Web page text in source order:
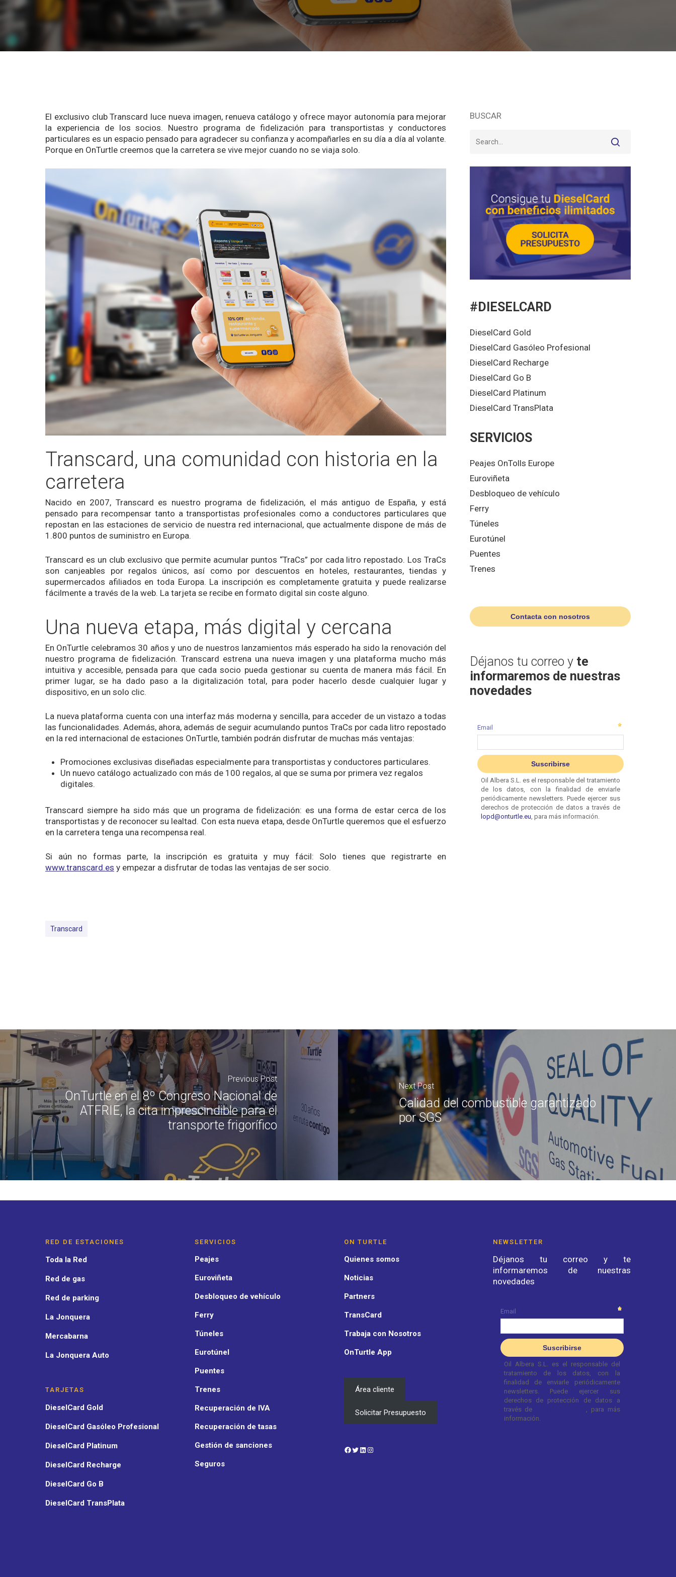
El exclusivo club Transcard luce nueva imagen, renueva catálogo y ofrece mayor autonomía para mejorar
la experiencia de los socios. Nuestro programa de fidelización para transportistas y conductores
particulares es un espacio pensado para agradecer su confianza y acompañarles en su día a día al volante.
Porque en OnTurtle creemos que la carretera se vive mejor cuando no se viaja solo.
Transcard, una comunidad con historia en la
carretera
Nacido en 2007, Transcard es nuestro programa de fidelización, el más antiguo de España, y está
pensado para recompensar tanto a transportistas profesionales como a conductores particulares que
repostan en las estaciones de servicio de nuestra red internacional, que actualmente dispone de más de
1.800 puntos de suministro en Europa.
Transcard es un club exclusivo que permite acumular puntos “TraCs” por cada litro repostado. Los TraCs
son canjeables por regalos únicos, así como por descuentos en hoteles, restaurantes, tiendas y
supermercados afiliados en toda Europa. La inscripción es completamente gratuita y puede realizarse
fácilmente a través de la web. La tarjeta se recibe en formato digital sin coste alguno.
Una nueva etapa, más digital y cercana
En OnTurtle celebramos 30 años y uno de nuestros lanzamientos más esperado ha sido la renovación del
nuestro programa de fidelización. Transcard estrena una nueva imagen y una plataforma mucho más
intuitiva y accesible, pensada para que cada socio pueda gestionar su cuenta de manera más fácil. En
primer lugar, se ha dado paso a la digitalización total, para poder hacerlo desde cualquier lugar y
dispositivo, en un solo clic.
La nueva plataforma cuenta con una interfaz más moderna y sencilla, para acceder de un vistazo a todas
las funcionalidades. Además, ahora, además de seguir acumulando puntos TraCs por cada litro repostado
en la red internacional de estaciones OnTurtle, también podrán disfrutar de muchas más ventajas:
Promociones exclusivas diseñadas especialmente para transportistas y conductores particulares.
Un nuevo catálogo actualizado con más de 100 regalos, al que se suma por primera vez regalos
digitales.
Transcard siempre ha sido más que un programa de fidelización: es una forma de estar cerca de los
transportistas y de reconocer su lealtad. Con esta nueva etapa, desde OnTurtle queremos que el esfuerzo
en la carretera tenga una recompensa real.
Si aún no formas parte, la inscripción es gratuita y muy fácil: Solo tienes que registrarte en
www.transcard.es y empezar a disfrutar de todas las ventajas de ser socio.
Transcard
BUSCAR
#DIESELCARD
DieselCard Gold
DieselCard Gasóleo Profesional
DieselCard Recharge
DieselCard Go B
DieselCard Platinum
DieselCard TransPlata
SERVICIOS
Peajes OnTolls Europe
Euroviñeta
Desbloqueo de vehículo
Ferry
Túneles
Eurotúnel
Puentes
Trenes
Contacta con nosotros
Déjanos tu correo y te
informaremos de nuestras
novedades
Previous Post
OnTurtle en el 8º Congreso Nacional de
ATFRIE, la cita imprescindible para el
transporte frigorífico
Next Post
Calidad del combustible garantizado
por SGS
RED DE ESTACIONES
Toda la Red
Red de gas
Red de parking
La Jonquera
Mercabarna
La Jonquera Auto
TARJETAS
DieselCard Gold
DieselCard Gasóleo Profesional
DieselCard Platinum
DieselCard Recharge
DieselCard Go B
DieselCard TransPlata
SERVICIOS
Peajes
Euroviñeta
Desbloqueo de vehículo
Ferry
Túneles
Eurotúnel
Puentes
Trenes
Recuperación de IVA
Recuperación de tasas
Gestión de sanciones
Seguros
ON TURTLE
Quienes somos
Noticias
Partners
TransCard
Trabaja con Nosotros
OnTurtle App
Área cliente
Solicitar Presupuesto
Facebook
Twitter
LinkedIn
NEWSLETTER
Déjanos tu correo y te
informaremos de nuestras
novedades